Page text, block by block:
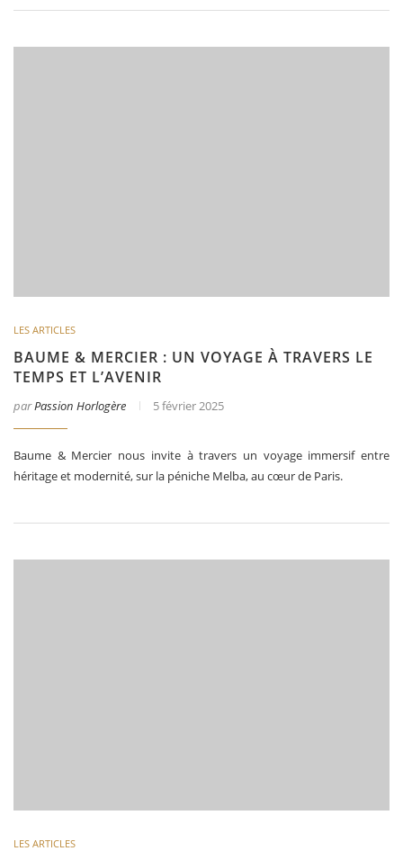
LES ARTICLES
BAUME & MERCIER : UN VOYAGE À TRAVERS LE
TEMPS ET L’AVENIR
parPassion Horlogère 5 février 2025
Baume & Mercier nous invite à travers un voyage immersif entre
héritage et modernité, sur la péniche Melba, au cœur de Paris.
LES ARTICLES